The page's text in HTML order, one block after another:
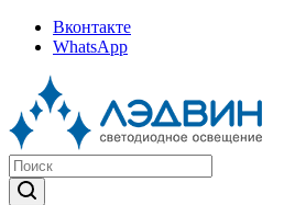
Вконтакте
WhatsApp